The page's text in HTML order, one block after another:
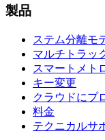
製品
ステム分離モ
マルチトラッ
スマートメト
キー変更
クラウドにプ
料金
テクニカルサ